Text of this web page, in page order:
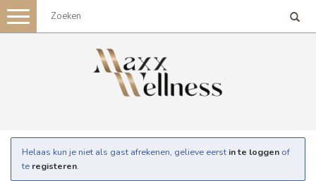
Toggle
navigation
Helaas kun je niet als gast afrekenen, gelieve eerst in te loggen of
te registeren.